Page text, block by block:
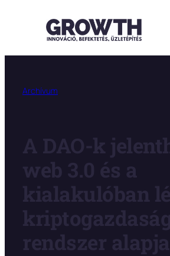
tartalomhoz
Archívum
A DAO-k
web 3.0 és a
kialakulóban
rendszer